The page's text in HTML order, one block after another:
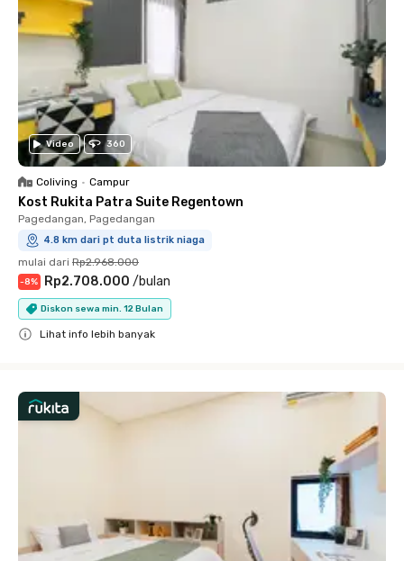
Video 360
Coliving • Campur
Kost Rukita Patra Suite Regentown
Pagedangan, Pagedangan
4.8 km dari pt duta listrik niaga
mulai dari Rp2.968.000
-8% Rp2.708.000 /bulan
Diskon sewa min. 12 Bulan
Lihat info lebih banyak